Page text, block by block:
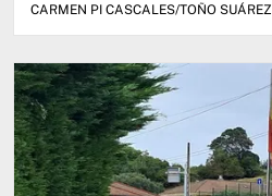
CARMEN PI CASCALES/TOÑO SUÁREZ